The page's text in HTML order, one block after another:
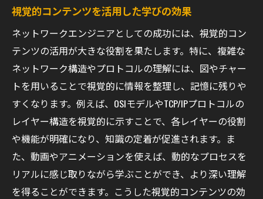
視覚的コンテンツを活用した学びの効果
ネットワークエンジニアとしての成功には、視覚的コン
テンツの活用が大きな役割を果たします。特に、複雑な
ネットワーク構造やプロトコルの理解には、図やチャー
トを用いることで視覚的に情報を整理し、記憶に残りや
すくなります。例えば、OSIモデルやTCP/IPプロトコルの
レイヤー構造を視覚的に示すことで、各レイヤーの役割
や機能が明確になり、知識の定着が促進されます。ま
た、動画やアニメーションを使えば、動的なプロセスを
リアルに感じ取りながら学ぶことができ、より深い理解
を得ることができます。こうした視覚的コンテンツの効